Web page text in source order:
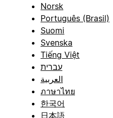
Norsk
Português (Brasil)
Suomi
Svenska
Tiếng Việt
עברית
العربية
ภาษาไทย
한국어
日本語